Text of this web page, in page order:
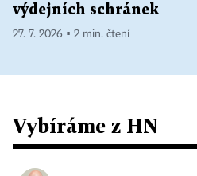
výdejních schránek
27. 7. 2026 ▪ 2 min. čtení
Vybíráme z HN